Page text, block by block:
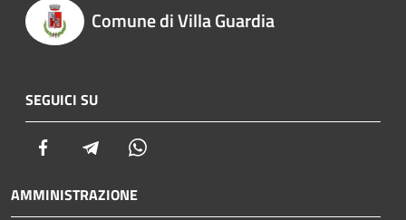
Comune di Villa Guardia
SEGUICI SU
Facebook Telegram
AMMINISTRAZIONE